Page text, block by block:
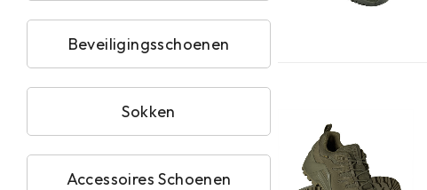
Beveiligingsschoenen
Sokken
Accessoires Schoenen